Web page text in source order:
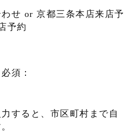
せ or 京都三条本店来店予
予約
須：
すると、市区町村まで自